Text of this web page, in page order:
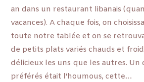
an dans un restaurant libanais
vacances). A chaque fois, on
toute notre tablée et on se
de petits plats variés chauds et
délicieux les uns que les autres. Un
préférés était l'houmous, cette…